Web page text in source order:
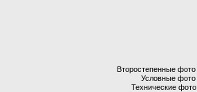
Второстепенные фото
Условные фото
Технические